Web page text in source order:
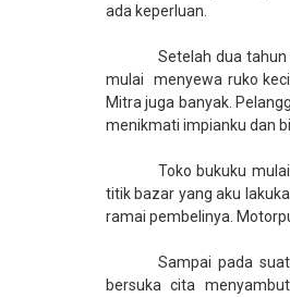
ada keperluan.
Setelah dua
mulai
menyewa ruko
Mitra juga banyak.
menikmati impianku dan
Toko bukuku
titik bazar yang aku
ramai pembelinya.
Sampai pada
bersuka cita